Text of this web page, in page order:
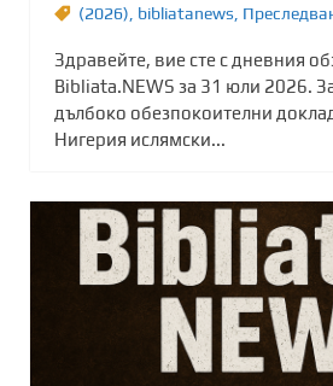
(2026) bibliatanews
Здравейте, вие сте с дневния
Bibliata.NEWS за 31 юли 2026.
дълбоко обезпокоителни
Нигерия ислямски...